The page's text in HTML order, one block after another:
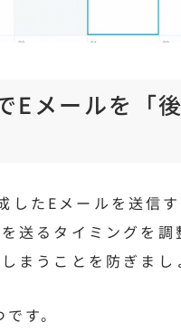
メールを「
たEメールを送信
送るタイミングを調
まうことを防ぎまし
す。